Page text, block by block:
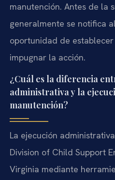
manutención. Antes de la
generalmente se notifica
oportunidad de
impugnar la acción.
¿Cuál es la diferencia
administrativa y la
manutención?
La ejecución
Division of Child Support
Virginia mediante